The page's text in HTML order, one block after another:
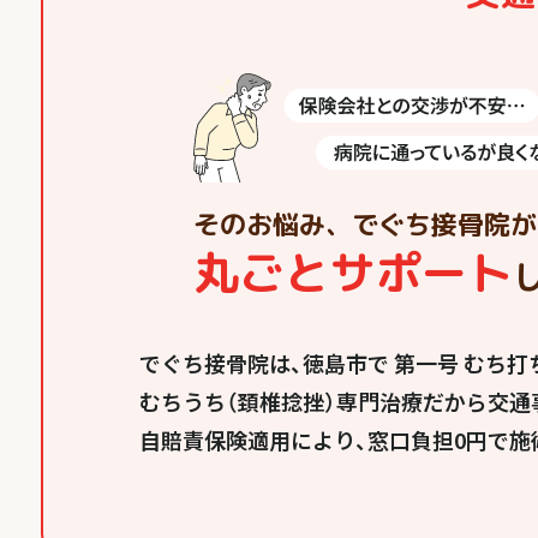
そのお悩み、でぐち接骨院が
丸ごとサポート
でぐち接骨院は、徳島市で 第一号 むち
むちうち（頚椎捻挫）専門治療だから交
自賠責保険適用により、窓口負担0円で